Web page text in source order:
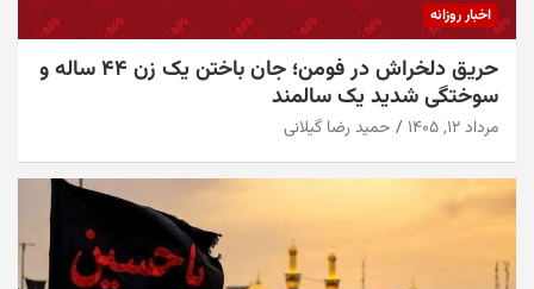
اخبار روزانه
حریق دلخراش در فومن؛ جان باختن یک زن ۴۴ ساله و
سوختگی شدید یک سالمند
مرداد ۱۲, ۱۴۰۵ حمید رضا گیلانی